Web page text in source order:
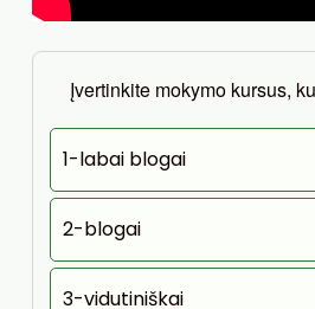
Įvertinkite mokymo kursus,
1-labai blogai
2-blogai
3-vidutiniškai